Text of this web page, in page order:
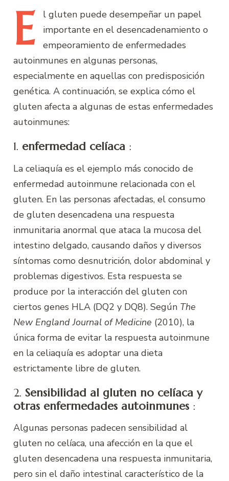
E l gluten puede desempeñar un papel
importante en el desencadenamiento o
empeoramiento de enfermedades
autoinmunes en algunas personas,
especialmente en aquellas con predisposición
genética. A continuación, se explica cómo el
gluten afecta a algunas de estas enfermedades
autoinmunes:
1. enfermedad celíaca :
La celiaquía es el ejemplo más conocido de
enfermedad autoinmune relacionada con el
gluten. En las personas afectadas, el consumo
de gluten desencadena una respuesta
inmunitaria anormal que ataca la mucosa del
intestino delgado, causando daños y diversos
síntomas como desnutrición, dolor abdominal y
problemas digestivos. Esta respuesta se
produce por la interacción del gluten con
ciertos genes HLA (DQ2 y DQ8). Según The
New England Journal of Medicine (2010), la
única forma de evitar la respuesta autoinmune
en la celiaquía es adoptar una dieta
estrictamente libre de gluten.
2.Sensibilidad al gluten no celíaca y
otras enfermedades autoinmunes :
Algunas personas padecen sensibilidad al
gluten no celíaca, una afección en la que el
gluten desencadena una respuesta inmunitaria,
pero sin el daño intestinal característico de la